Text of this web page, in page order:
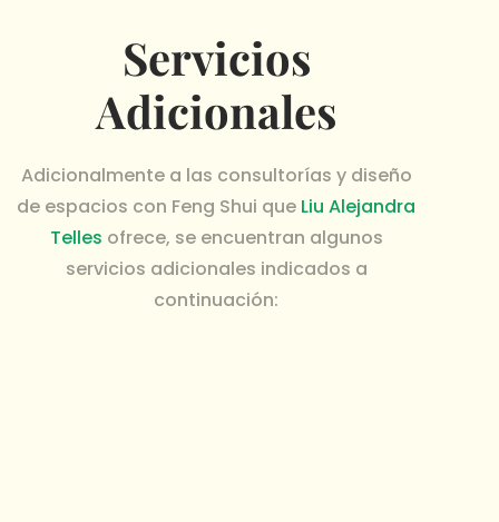
Servicios
Adicionales
Adicionalmente a las consultorías y diseño
de espacios con Feng Shui que Liu Alejandra
Telles ofrece, se encuentran algunos
servicios adicionales indicados a
continuación: